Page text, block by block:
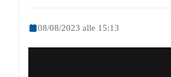
08/08/2023 alle 15:13